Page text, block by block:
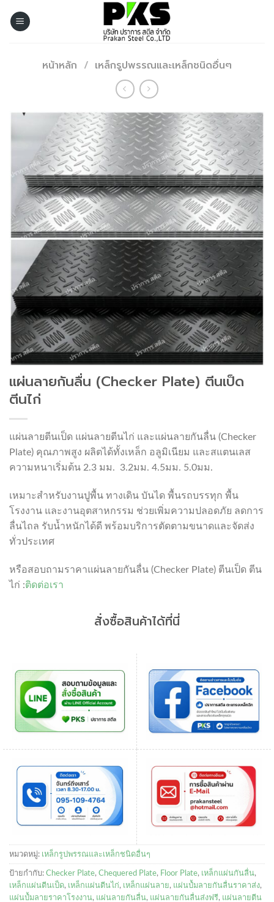
หน้าหลัก / เหล็กรูปพรรณและเหล็กชนิดอื่นๆ
แผ่นลายกันลื่น (Checker Plate) ตีนเป็ด
ตีนไก่
แผ่นลายตีนเป็ด แผ่นลายตีนไก่ และแผ่นลายกันลื่น (Checker
Plate) คุณภาพสูง ผลิตได้ทั้งเหล็ก อลูมิเนียม และสแตนเลส
ความหนาเริ่มต้น 2.3 มม. 3.2มม. 4.5มม. 5.0มม.
เหมาะสำหรับงานปูพื้น ทางเดิน บันได พื้นรถบรรทุก พื้น
โรงงาน และงานอุตสาหกรรม ช่วยเพิ่มความปลอดภัย ลดการ
ลื่นไถล รับน้ำหนักได้ดี พร้อมบริการตัดตามขนาดและจัดส่ง
ทั่วประเทศ
หรือสอบถามราคาแผ่นลายกันลื่น (Checker Plate) ตีนเป็ด ตีน
ไก่ :ติดต่อเรา
สั่งซื้อสินค้าได้ที่นี่
หมวดหมู่: เหล็กรูปพรรณและเหล็กชนิดอื่นๆ
ป้ายกำกับ: Checker Plate, Chequered Plate, Floor Plate, เหล็กแผ่นกันลื่น,
เหล็กแผ่นตีนเป็ด, เหล็กแผ่นตีนไก่, เหล็กแผ่นลาย, แผ่นปํ้มลายกันลื่นราคาส่ง,
แผ่นปํ้มลายราคาโรงงาน, แผ่นลายกันลื่น, แผ่นลายกันลื่นส่งฟรี, แผ่นลายตีน